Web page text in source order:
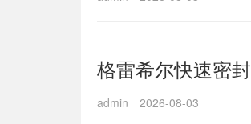
格雷希尔快速密
admin 2026-08-03